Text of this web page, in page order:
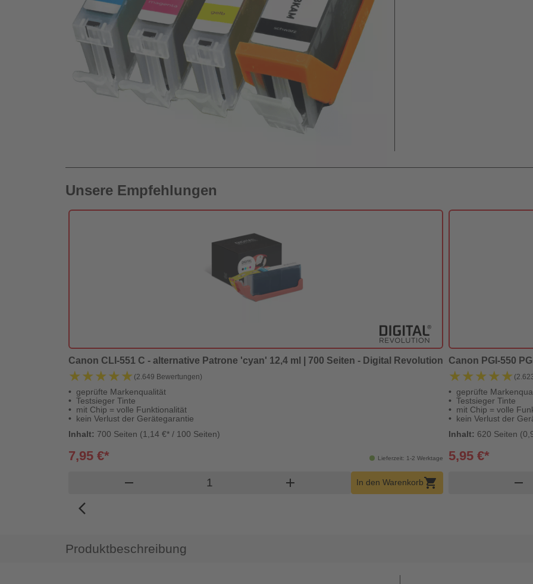
Unsere Empfehlungen
Canon CLI-551 C - alternative Patrone 'cyan' 12,4 ml | 700 Seiten - Digital Revolution
★★★★★
★★★★★ (2.649 Bewertungen)
geprüfte Markenqualität
Testsieger Tinte
mit Chip = volle Funktionalität
kein Verlust der Gerätegarantie
Inhalt: 700 Seiten (1,14 €* / 100 Seiten)
Lieferzeit: 1-2 Werktage
7,95 €*
remove Produkt Warenkorb Menge
add In den Warenkorbshopping_cart
Canon PGI-550
★★★★★
★★★★★
geprüfte
Testsieger Tinte
mit Chip = volle
kein Verlust der
Inhalt: 620 Seiten
5,95 €*
remove
arrow_back_ios_new
Produktbeschreibung